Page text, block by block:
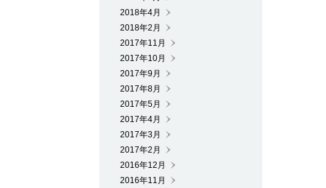
2018年4月
2018年2月
2017年11月
2017年10月
2017年9月
2017年8月
2017年5月
2017年4月
2017年3月
2017年2月
2016年12月
2016年11月